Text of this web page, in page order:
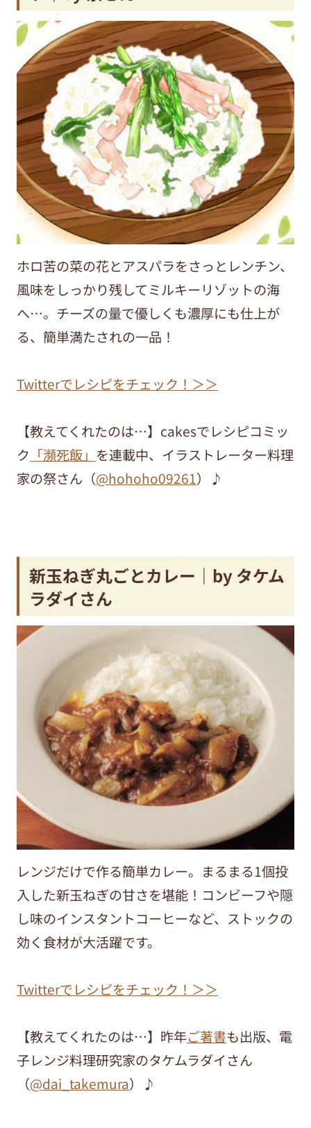
ホロ苦の菜の花とアスパラをさっとレンチン、
風味をしっかり残してミルキーリゾットの海
へ…。チーズの量で優しくも濃厚にも仕上が
る、簡単満たされの一品！
Twitterでレシピをチェック！＞＞
【教えてくれたのは…】cakesでレシピコミッ
ク 「瀕死飯」 を連載中、イラストレーター料理
家の祭さん（@hohoho09261）♪
新玉ねぎ丸ごとカレー｜by タケム
ラダイさん
レンジだけで作る簡単カレー。まるまる1個投
入した新玉ねぎの甘さを堪能！コンビーフや隠
し味のインスタントコーヒーなど、ストックの
効く食材が大活躍です。
Twitterでレシピをチェック！＞＞
【教えてくれたのは…】昨年ご著書も出版、電
子レンジ料理研究家のタケムラダイさん
（@dai_takemura）♪